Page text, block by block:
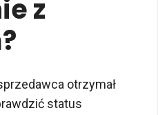
z
otrzymał
status